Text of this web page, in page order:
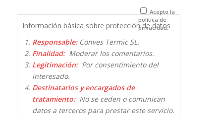
que comente.
Acepto la
política de
privacidad.
Información básica sobre protección de datos
Responsable:Conves Termic SL.
Finalidad:Moderar los comentarios.
Legitimación:Por consentimiento del
interesado.
Destinatarios y encargados de
tratamiento:No se ceden o comunican
datos a terceros para prestar este servicio.